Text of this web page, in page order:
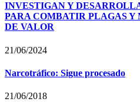
INVESTIGAN Y
PARA COMBATIR PLAGAS
DE VALOR
21/06/2024
Narcotráfico: Sigue procesado
21/06/2018